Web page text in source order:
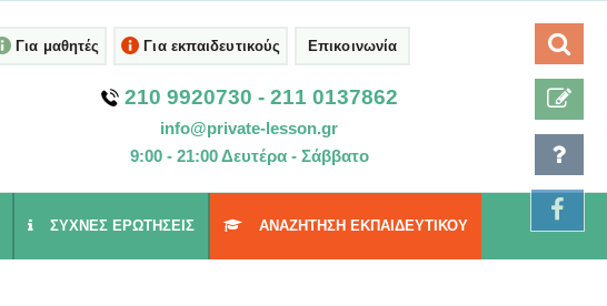
Για μαθητές Για εκπαιδευτικούς Επικοινωνία
210 9920730 - 211 0137862
info@private-lesson.gr
9:00 - 21:00 Δευτέρα - Σάββατο
ΣΥΧΝΈΣ ΕΡΩΤΉΣΕΙΣ ΑΝΑΖΉΤΗΣΗ ΕΚΠΑΙΔΕΥΤΙΚΟΎ